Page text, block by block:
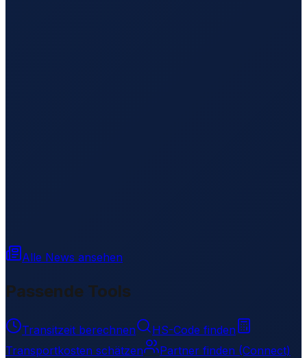
Alle News ansehen
Passende Tools
Transitzeit berechnen
HS-Code finden
Transportkosten schätzen
Partner finden (Connect)